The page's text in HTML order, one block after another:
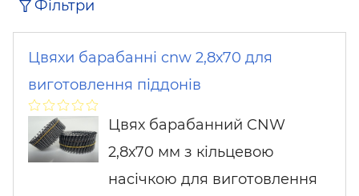
Фільтри
Цвяхи барабанні cnw 2,8х70 для
виготовлення піддонів
Цвях барабанний CNW
2,8х70 мм з кільцевою
насічкою для виготовлення